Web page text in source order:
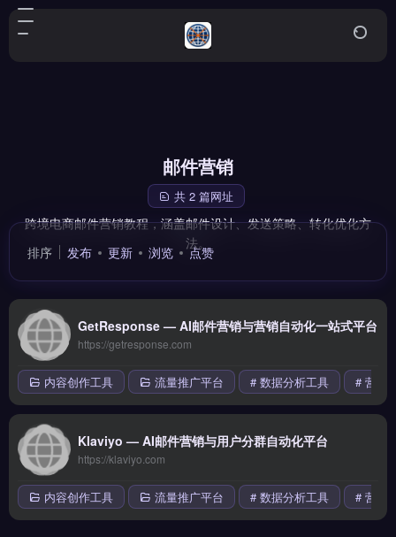
邮件营销
共 2 篇网址
跨境电商邮件营销教程，涵盖邮件设计、发送策略、转化优化方
法。
排序 发布 更新 浏览 点赞
GetResponse — AI邮件营销与营销自动化一站式平台
https://getresponse.com
内容创作工具 流量推广平台 # 数据分析工具 # 营销
Klaviyo — AI邮件营销与用户分群自动化平台
https://klaviyo.com
内容创作工具 流量推广平台 # 数据分析工具 # 营销